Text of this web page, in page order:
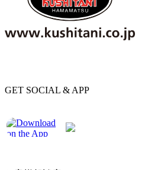
GET SOCIAL & APP